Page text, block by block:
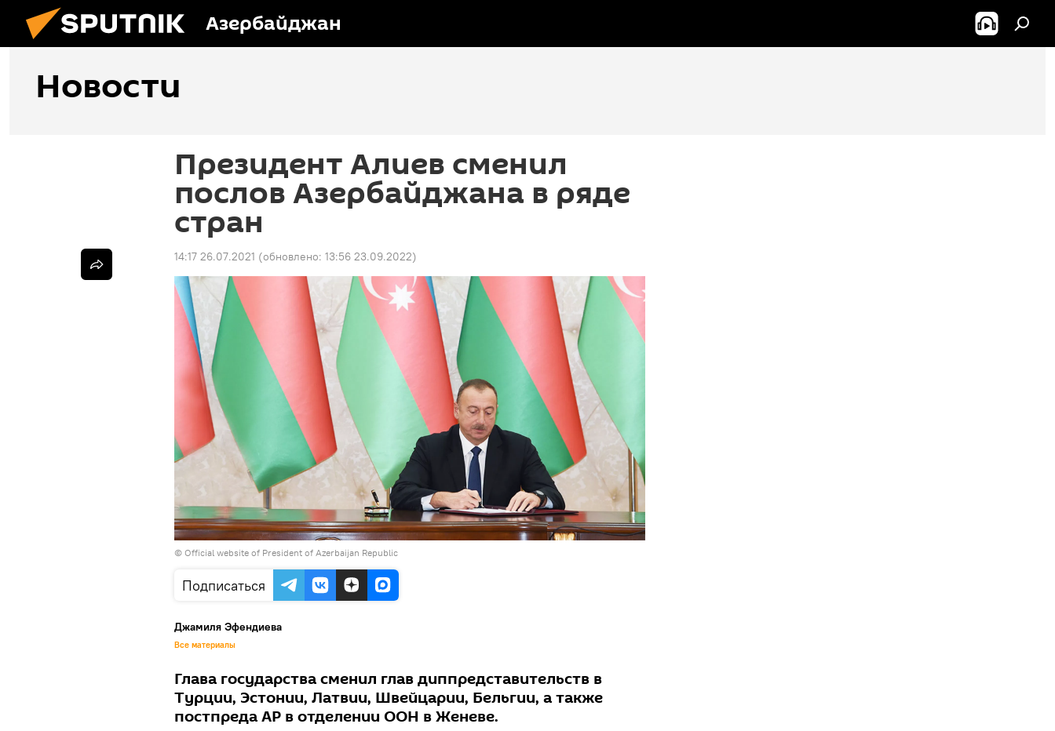
Азербайджан
Новости
Президент Алиев сменил
послов Азербайджана в ряде
стран
14:17 26.07.2021 (обновлено: 13:56 23.09.2022)
© Official website of President of Azerbaijan Republic
Подписаться
Джамиля Эфендиева
Все материалы
Глава государства сменил глав диппредставительств в
Турции, Эстонии, Латвии, Швейцарии, Бельгии, а также
постпреда АР в отделении ООН в Женеве.